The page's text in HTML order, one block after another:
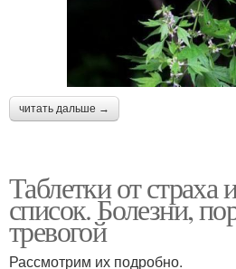
читать дальше →
Таблетки от страха
список. Болезни,
тревогой
Рассмотрим их подробно.